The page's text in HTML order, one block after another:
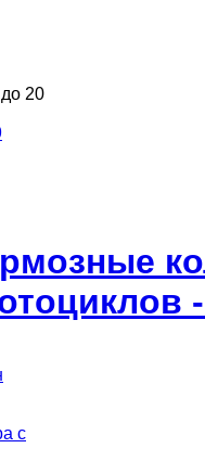
20
c